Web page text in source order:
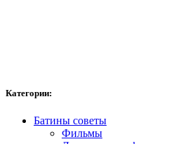
Категории:
Батины советы
Фильмы